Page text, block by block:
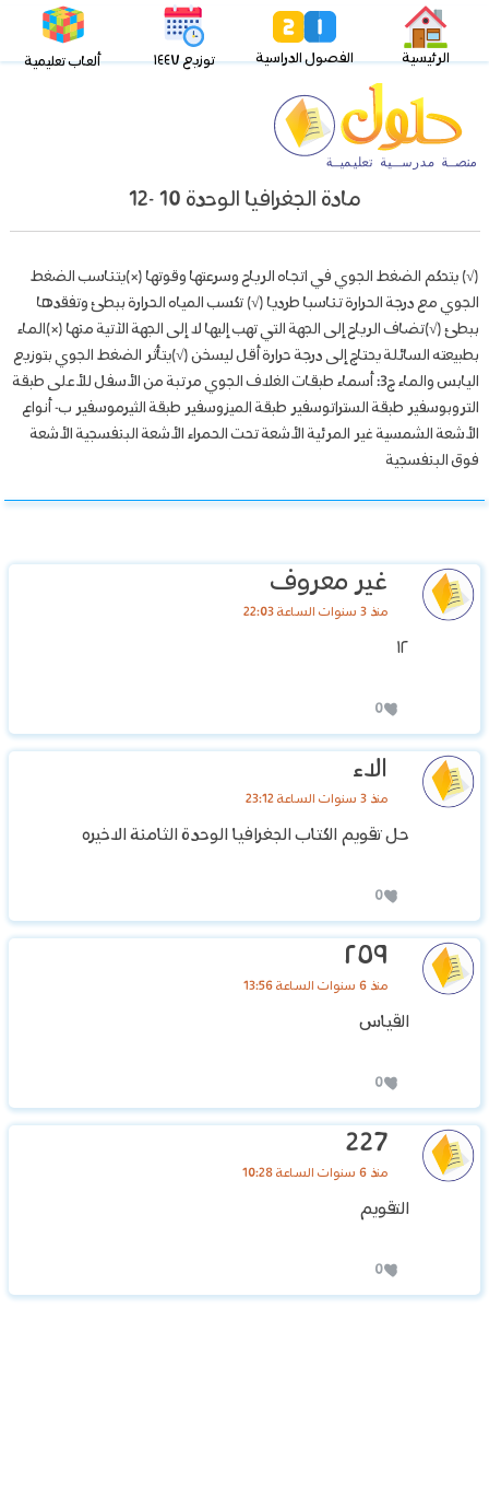
الرئيسية الفصول الدراسية توزيع ١٤٤٧ ألعاب تعليمية
مادة الجغرافيا الوحدة 10 -12
(√) يتحكم الضغط الجوي في اتجاه الرياح وسرعتها وقوتها (×)يتناسب الضغط
الجوي مع درجة الحرارة تناسبا طرديا (√) تكسب المياه الحرارة ببطئ وتفقدها
ببطئ (√)تضاف الرياح إلى الجهة التي تهب إليها لا إلى الجهة الآتية منها (×)الماء
بطبيعته السائلة يحتاج إلى درجة حرارة أقل ليسخن (√)يتأثر الضغط الجوي بتوزيع
اليابس والماء ج3: أسماء طبقات الغلاف الجوي مرتبة من الأسفل للأعلى طبقة
التروبوسفير طبقة الستراتوسفير طبقة الميزوسفير طبقة الثيرموسفير ب- أنواع
الأشعة الشمسية غير المرئية الأشعة تحت الحمراء الأشعة البنفسجية الأشعة
فوق البنفسجية
غير معروف
منذ 3 سنوات الساعة 22:03
١٢
0
الاء
منذ 3 سنوات الساعة 23:12
حل تقويم الكتاب الجغرافيا الوحدة الثامنة الاخيره
0
٢٥٩
منذ 6 سنوات الساعة 13:56
القياس
0
227
منذ 6 سنوات الساعة 10:28
التقويم
0